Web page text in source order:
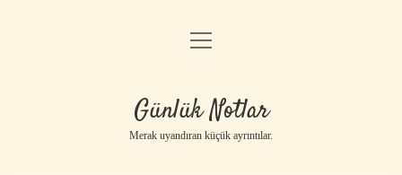
Anasayfa
Yasal Uyarı
menüyü
Günlük Notlar
Merak uyandıran küçük ayrıntılar.